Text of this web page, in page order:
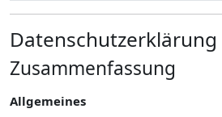
Datenschutzerklärung
Zusammenfassung
Allgemeines